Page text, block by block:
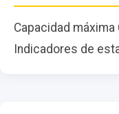
Capacidad
Indicadores de